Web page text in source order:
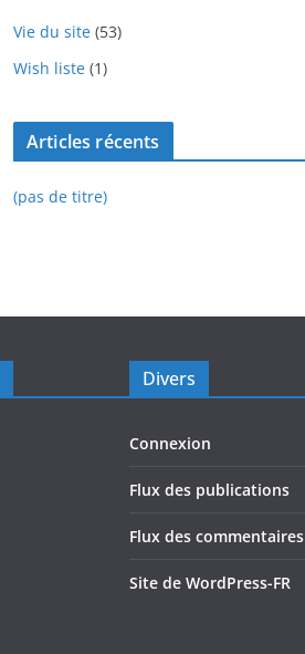
Vie du site (53)
Wish liste (1)
Articles récents
(pas de titre)
Divers
Connexion
Flux des publications
Flux des commentaires
Site de WordPress-FR